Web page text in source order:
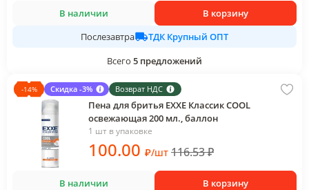
В наличии
В корзину
Послезавтра
ТДК Крупный ОПТ
Всего 5 предложений
-14% Скидка -3% Возврат НДС
Пена для бритья EXXE Классик COOL
освежающая 200 мл., баллон
1 шт в упаковке
100.00 ₽/шт 116.53₽
В наличии
В корзину